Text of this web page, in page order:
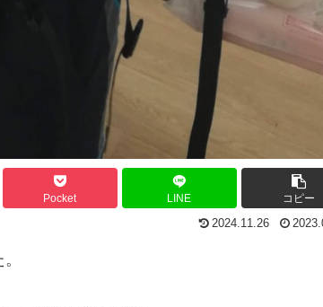
Pocket LINE コピー
2024.11.26